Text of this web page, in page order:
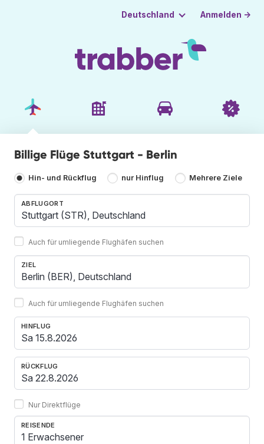
Deutschland Anmelden →
Billige Flüge Stuttgart - Berlin
Hin- und Rückflug nur Hinflug Mehrere Ziele
ABFLUGORT
Auch für umliegende Flughäfen suchen
ZIEL
Auch für umliegende Flughäfen suchen
HINFLUG
RÜCKFLUG
Nur Direktflüge
REISENDE
1 Erwachsener